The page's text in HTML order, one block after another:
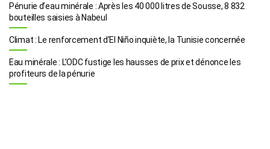
Pénurie d’eau minérale : Après les 40 000 litres de Sousse, 8 832
bouteilles saisies à Nabeul
Climat : Le renforcement d’El Niño inquiète, la Tunisie concernée
Eau minérale : L’ODC fustige les hausses de prix et dénonce les
profiteurs de la pénurie